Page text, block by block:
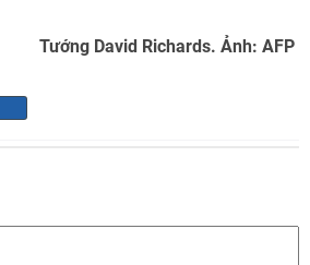
Tướng David Richards. Ảnh: AFP